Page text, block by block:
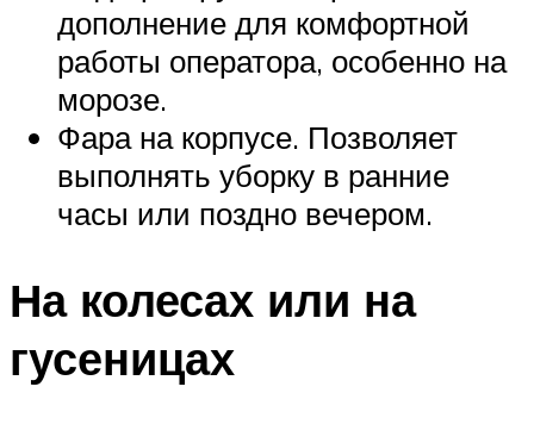
дополнение для комфортной
работы оператора, особенно на
морозе.
Фара на корпусе. Позволяет
выполнять уборку в ранние
часы или поздно вечером.
На колесах или на
гусеницах